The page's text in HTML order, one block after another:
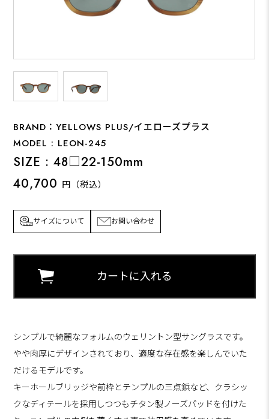
BRAND：YELLOWS PLUS/イエローズプラス
MODEL : LEON-245
SIZE : 48□22-150mm
40,700 円（税込）
サイズについて お問い合わせ
シンプルで綺麗なフォルムのウェリントン型サングラスです。
やや肉厚にデザインされており、適度な存在感を楽しんでいた
だけるモデルです。
キーホールブリッジや前枠とテンプルの三点鋲など、クラシッ
クなディテールを採用しつつもチタン製ノーズパッドを付けた